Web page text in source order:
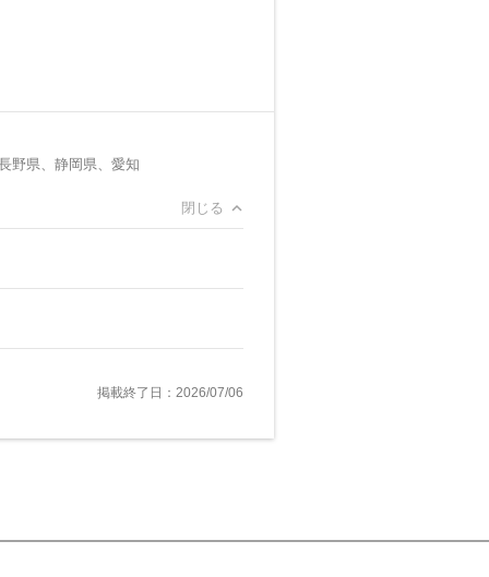
野県、静岡県、愛知
閉じる
掲載終了日：2026/07/06